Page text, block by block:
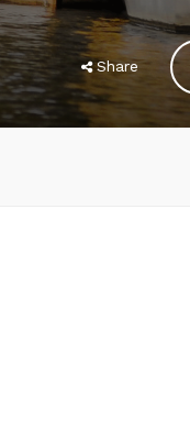
Share